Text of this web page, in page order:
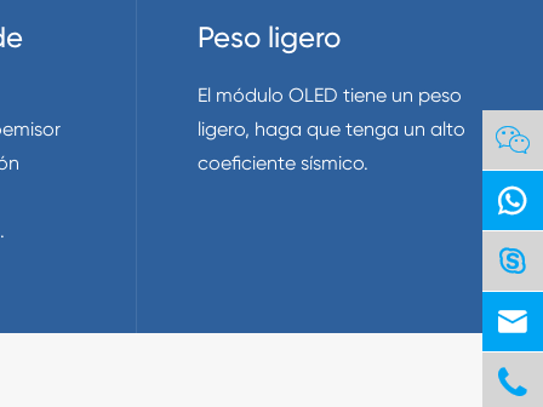
Peso ligero
El módulo OLED tiene un peso
ligero, haga que tenga un alto
coeficiente sísmico.




